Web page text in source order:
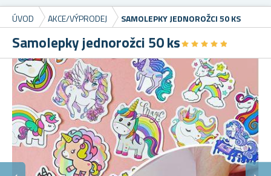
ÚVOD
AKCE/VÝPRODEJ SAMOLEPKY JEDNOROŽCI 50 KS
Samolepky jednorožci 50 ks★★★★★
★★★★★